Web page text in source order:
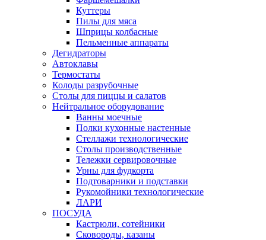
Куттеры
Пилы для мяса
Шприцы колбасные
Пельменные аппараты
Дегидраторы
Автоклавы
Термостаты
Колоды разрубочные
Столы для пиццы и салатов
Нейтральное оборудование
Ванны моечные
Полки кухонные настенные
Стеллажи технологические
Столы производственные
Тележки сервировочные
Урны для фудкорта
Подтоварники и подставки
Рукомойники технологические
ЛАРИ
ПОСУДА
Кастрюли, сотейники
Сковороды, казаны